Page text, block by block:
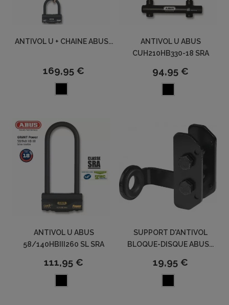
ANTIVOL U + CHAINE ABUS...
169,95 €
ANTIVOL U ABUS
CUH210HB330-18 SRA
94,95 €
ANTIVOL U ABUS
58/140HBIII260 SL SRA
111,95 €
SUPPORT D'ANTIVOL
BLOQUE-DISQUE ABUS...
19,95 €